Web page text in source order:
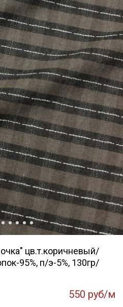
цв.т.коричневый/
95%, п/э-5%, 130гр/
550 руб/м